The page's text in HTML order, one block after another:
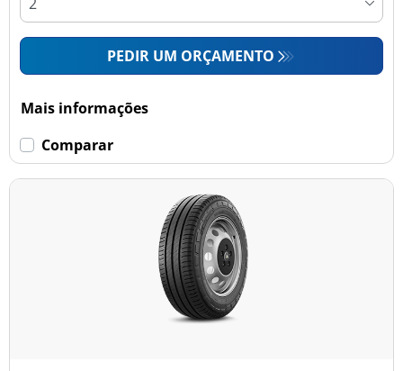
PEDIR UM ORÇAMENTO
Mais informações
Comparar